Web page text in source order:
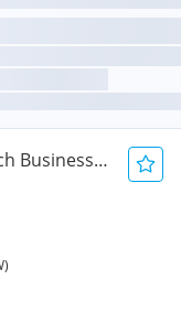
Business+